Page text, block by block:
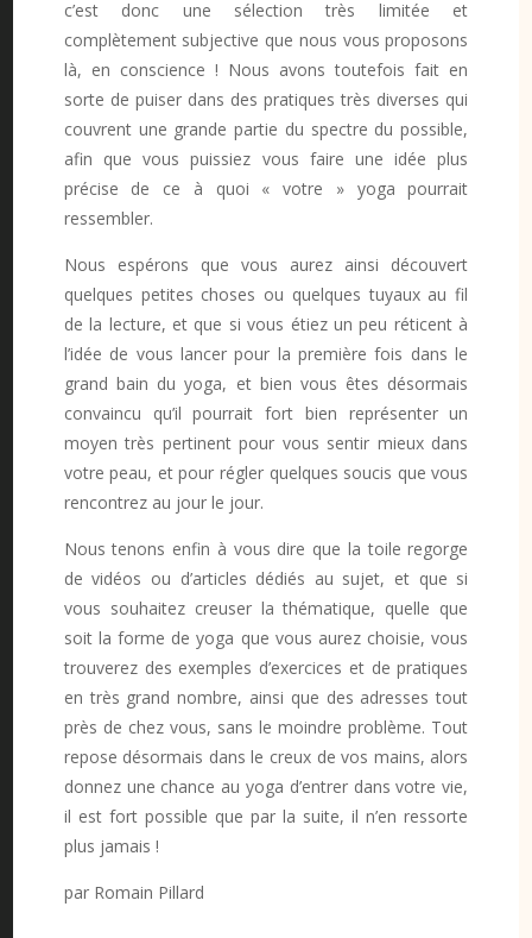
c’est donc une sélection très limitée et
complètement subjective que nous vous proposons
là, en conscience ! Nous avons toutefois fait en
sorte de puiser dans des pratiques très diverses qui
couvrent une grande partie du spectre du possible,
afin que vous puissiez vous faire une idée plus
précise de ce à quoi « votre » yoga pourrait
ressembler.
Nous espérons que vous aurez ainsi découvert
quelques petites choses ou quelques tuyaux au fil
de la lecture, et que si vous étiez un peu réticent à
l’idée de vous lancer pour la première fois dans le
grand bain du yoga, et bien vous êtes désormais
convaincu qu’il pourrait fort bien représenter un
moyen très pertinent pour vous sentir mieux dans
votre peau, et pour régler quelques soucis que vous
rencontrez au jour le jour.
Nous tenons enfin à vous dire que la toile regorge
de vidéos ou d’articles dédiés au sujet, et que si
vous souhaitez creuser la thématique, quelle que
soit la forme de yoga que vous aurez choisie, vous
trouverez des exemples d’exercices et de pratiques
en très grand nombre, ainsi que des adresses tout
près de chez vous, sans le moindre problème. Tout
repose désormais dans le creux de vos mains, alors
donnez une chance au yoga d’entrer dans votre vie,
il est fort possible que par la suite, il n’en ressorte
plus jamais !
par Romain Pillard